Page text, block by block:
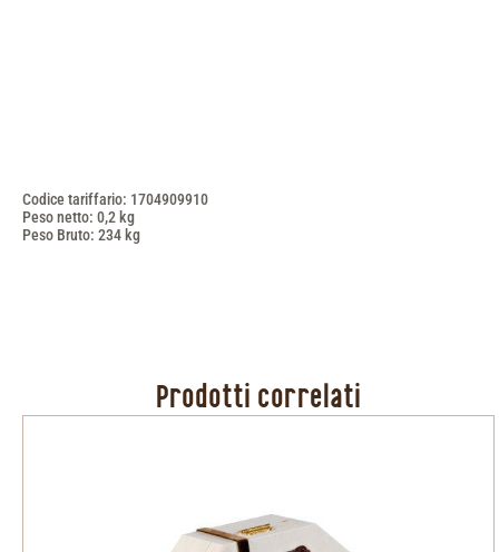
Codice tariffario: 1704909910
Peso netto: 0,2 kg
Peso Bruto: 234 kg
Prodotti correlati